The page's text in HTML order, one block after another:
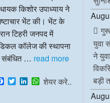
किशोर उपाध्याय ने
भेंट की। भेंट के
टिहरी जनपद में
कॉलेज की स्थापना
… read more
F
a
T
w
L
i
W
h
शेयर करे..
युवा
ने
बड़ी